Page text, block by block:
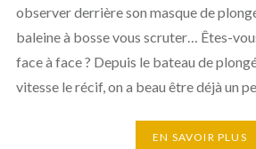
observer derrière son masque de
baleine à bosse vous scruter… Êtes-
face à face ? Depuis le bateau de
vitesse le récif, on a beau être déjà un
EN SAVOIR PLUS